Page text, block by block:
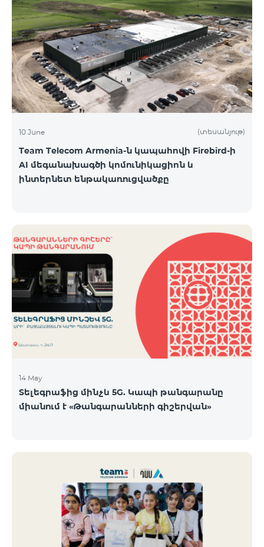
10 June (տեսանյութ)
Team Telecom Armenia-ն կապահովի Firebird-ի
AI մեգանախագծի կոմունիկացիոն և
ինտերնետ ենթակառուցվածքը
14 May
Տելեգրաֆից մինչև 5G. Կապի թանգարանը
միանում է «Թանգարանների գիշերվան»